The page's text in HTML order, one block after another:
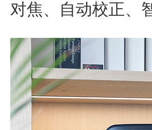
对焦、自动校正、